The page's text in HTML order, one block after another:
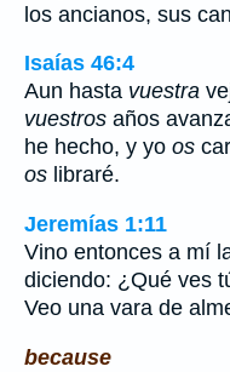
los ancianos, sus
Isaías 46:4
Aun hasta vuestra
vuestros años
he hecho, y yo os
os libraré.
Jeremías 1:11
Vino entonces a mí
diciendo: ¿Qué ves
Veo una vara de
because